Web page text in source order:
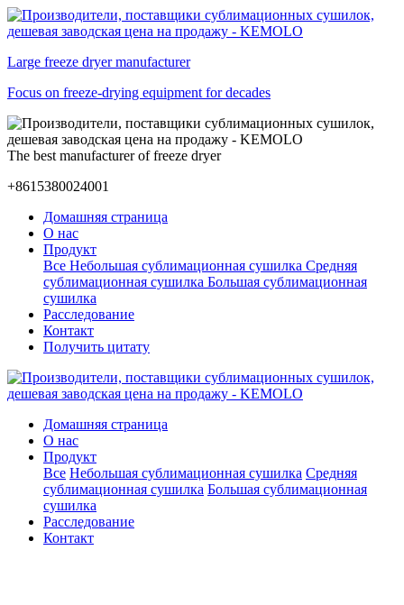
Large freeze dryer manufacturer
Focus on freeze-drying equipment for decades
The best manufacturer of freeze dryer
+8615380024001
Домашняя страница
О нас
Продукт
Все Небольшая сублимационная сушилка Средняя
сублимационная сушилка Большая сублимационная
сушилка
Расследование
Контакт
Получить цитату
Домашняя страница
О нас
Продукт
Все Небольшая сублимационная сушилка Средняя
сублимационная сушилка Большая сублимационная
сушилка
Расследование
Контакт